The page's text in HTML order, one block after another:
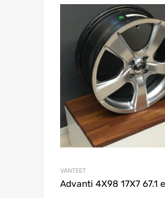
VANTEET
Advanti 4X98 17X7 67.1